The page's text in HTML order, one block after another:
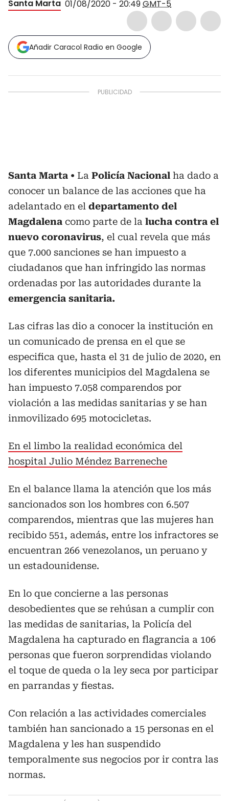
Santa Marta 01/08/2020 - 20:49GMT-5
Añadir Caracol Radio en Google
Santa Marta La Policía Nacional ha dado a
conocer un balance de las acciones que ha
adelantado en el departamento del
Magdalena como parte de la lucha contra el
nuevo coronavirus, el cual revela que más
que 7.000 sanciones se han impuesto a
ciudadanos que han infringido las normas
ordenadas por las autoridades durante la
emergencia sanitaria.
Las cifras las dio a conocer la institución en
un comunicado de prensa en el que se
especifica que, hasta el 31 de julio de 2020, en
los diferentes municipios del Magdalena se
han impuesto 7.058 comparendos por
violación a las medidas sanitarias y se han
inmovilizado 695 motocicletas.
En el limbo la realidad económica del
hospital Julio Méndez Barreneche
En el balance llama la atención que los más
sancionados son los hombres con 6.507
comparendos, mientras que las mujeres han
recibido 551, además, entre los infractores se
encuentran 266 venezolanos, un peruano y
un estadounidense.
En lo que concierne a las personas
desobedientes que se rehúsan a cumplir con
las medidas de sanitarias, la Policía del
Magdalena ha capturado en flagrancia a 106
personas que fueron sorprendidas violando
el toque de queda o la ley seca por participar
en parrandas y fiestas.
Con relación a las actividades comerciales
también han sancionado a 15 personas en el
Magdalena y les han suspendido
temporalmente sus negocios por ir contra las
normas.